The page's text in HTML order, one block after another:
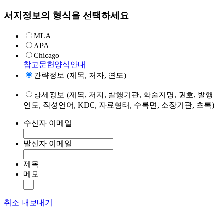
서지정보의 형식을 선택하세요
MLA
APA
Chicago
참고문헌양식안내
간략정보 (제목, 저자, 연도)
상세정보 (제목, 저자, 발행기관, 학술지명, 권호, 발행
연도, 작성언어, KDC, 자료형태, 수록면, 소장기관, 초록)
수신자 이메일
발신자 이메일
제목
메모
취소 내보내기